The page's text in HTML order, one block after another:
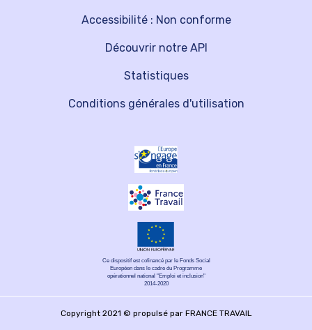
Découvrir notre API
Statistiques
Accessibilité : Non conforme
Conditions générales d'utilisation
Ce dispositif est cofinancé par le Fonds Social
Européen dans le cadre du Programme
opérationnel national "Emploi et inclusion"
2014-2020
Copyright 2021 © propulsé par FRANCE TRAVAIL